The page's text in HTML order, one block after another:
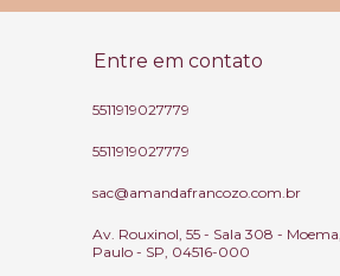
Entre em contato
5511919027779
5511919027779
sac@amandafrancozo.com.br
Av. Rouxinol, 55 - Sala 308 -
Paulo - SP, 04516-000